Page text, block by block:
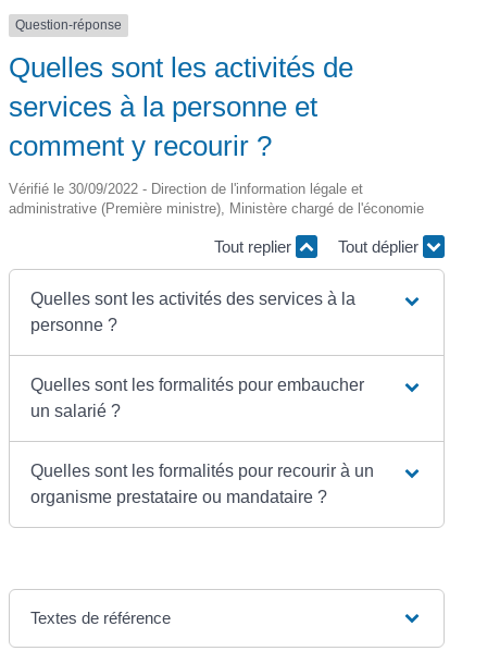
Question-réponse
Quelles sont les activités de
services à la personne et
comment y recourir ?
Vérifié le 30/09/2022 - Direction de l'information légale et
administrative (Première ministre), Ministère chargé de l'économie
Tout replier Tout déplier
Quelles sont les activités des services à la
personne ?
Quelles sont les formalités pour embaucher
un salarié ?
Quelles sont les formalités pour recourir à un
organisme prestataire ou mandataire ?
Textes de référence